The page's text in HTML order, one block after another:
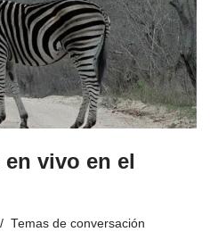
vivo en el
Temas de conversación